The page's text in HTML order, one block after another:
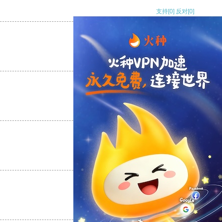
支持[0] 反对[0]
支持[0] 反对
支持
反对 [0]
支持[0] 反对[0]